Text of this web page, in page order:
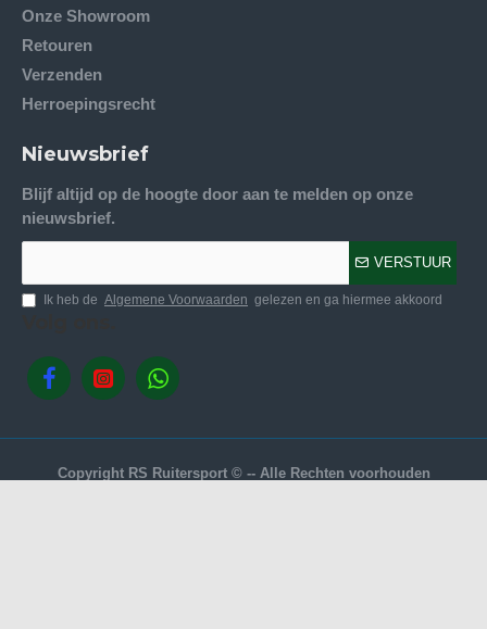
Onze Showroom
Retouren
Verzenden
Herroepingsrecht
Nieuwsbrief
Blijf altijd op de hoogte door aan te melden op onze
nieuwsbrief.
VERSTUUR
Ik heb de Algemene Voorwaarden gelezen en ga hiermee akkoord
Copyright RS Ruitersport © -- Alle Rechten voorhouden